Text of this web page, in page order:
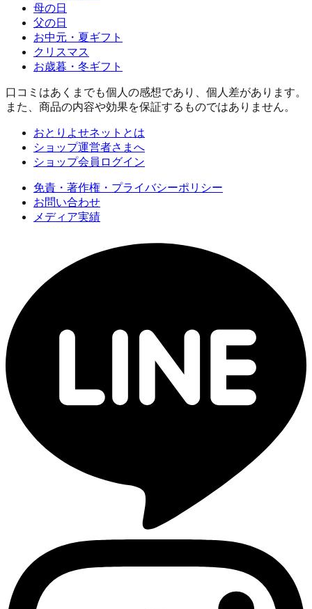
母の日
父の日
お中元・夏ギフト
クリスマス
お歳暮・冬ギフト
口コミはあくまでも個人の感想であり、個人差があります。
また、商品の内容や効果を保証するものではありません。
おとりよせネットとは
ショップ運営者さまへ
ショップ会員ログイン
免責・著作権・プライバシーポリシー
お問い合わせ
メディア実績